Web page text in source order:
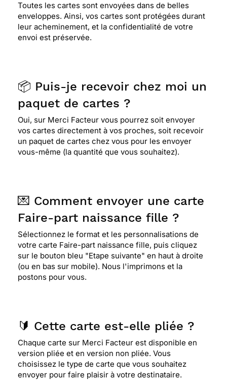
Toutes les cartes sont envoyées dans de belles
enveloppes. Ainsi, vos cartes sont protégées durant
leur acheminement, et la confidentialité de votre
envoi est préservée.
📦 Puis-je recevoir chez moi un
paquet de cartes ?
Oui, sur Merci Facteur vous pourrez soit envoyer
vos cartes directement à vos proches, soit recevoir
un paquet de cartes chez vous pour les envoyer
vous-même (la quantité que vous souhaitez).
💌 Comment envoyer une carte
Faire-part naissance fille ?
Sélectionnez le format et les personnalisations de
votre carte Faire-part naissance fille, puis cliquez
sur le bouton bleu "Etape suivante" en haut à droite
(ou en bas sur mobile). Nous l'imprimons et la
postons pour vous.
🔰 Cette carte est-elle pliée ?
Chaque carte sur Merci Facteur est disponible en
version pliée et en version non pliée. Vous
choisissez le type de carte que vous souhaitez
envoyer pour faire plaisir à votre destinataire.